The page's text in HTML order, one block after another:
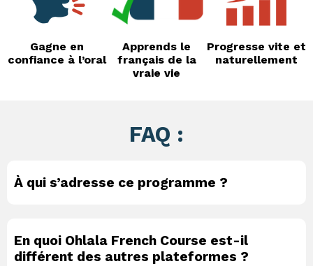
Gagne en
confiance à l’oral
Apprends le
français de la
vraie vie
Progresse vite et
naturellement
FAQ :
À qui s’adresse ce programme ?
En quoi Ohlala French Course est-il
différent des autres plateformes ?